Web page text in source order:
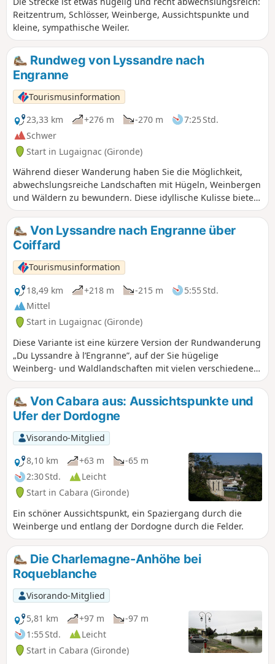
Reitzentrum, Schlösser, Weinberge, Aussichtspunkte und
kleine, sympathische Weiler.
Rundweg von Lyssandre nach
Engranne
Tourismusinformation
23,33 km
+276 m -270 m
7:25 Std.
Schwer
Start in Lugaignac (Gironde)
Während dieser Wanderung haben Sie die Möglichkeit,
abwechslungsreiche Landschaften mit Hügeln, Weinbergen
und Wäldern zu bewundern. Diese idyllische Kulisse bietet
eine Vielzahl bemerkenswerter Ausblicke. Unterwegs
entdecken Sie auch ein reiches architektonisches Erbe.
Burgen, Festungen und malerische Weiler säumen Ihren
Weg.
Von Lyssandre nach Engranne über
Coiffard
Tourismusinformation
18,49 km
+218 m -215 m
5:55 Std.
Mittel
Start in Lugaignac (Gironde)
Diese Variante ist eine kürzere Version der Rundwanderung
„Du Lyssandre à l’Engranne”, auf der Sie hügelige
Weinberg- und Waldlandschaften mit vielen verschiedenen
Ausblicken bewundern können. Bei der Erkundung dieser
reizvollen Gegend entdecken Sie Schlösser, Festungshäuser
und malerische Weiler.
Von Cabara aus: Aussichtspunkte und
Ufer der Dordogne
Visorando-Mitglied
8,10 km
+63 m
-65 m
2:30 Std.
Leicht
Start in Cabara (Gironde)
Ein schöner Aussichtspunkt, ein Spaziergang durch die
Weinberge und entlang der Dordogne durch die Felder.
Die Charlemagne-Anhöhe bei
Roqueblanche
Visorando-Mitglied
5,81 km
+97 m
-97 m
1:55 Std.
Leicht
Start in Cabara (Gironde)